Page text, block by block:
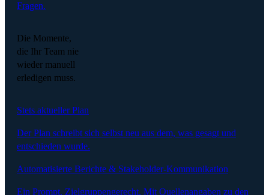
Fragen.
Die Momente,
die Ihr Team nie
wieder manuell
erledigen muss.
Stets aktueller Plan
Der Plan schreibt sich selbst neu aus dem, was gesagt und
entschieden wurde.
Automatisierte Berichte & Stakeholder-Kommunikation
Ein Prompt. Zielgruppengerecht. Mit Quellenangaben zu den